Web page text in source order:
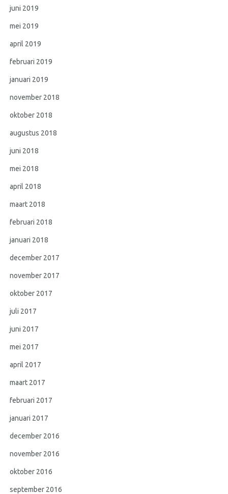
juni 2019
mei 2019
april 2019
februari 2019
januari 2019
november 2018
oktober 2018
augustus 2018
juni 2018
mei 2018
april 2018
maart 2018
februari 2018
januari 2018
december 2017
november 2017
oktober 2017
juli 2017
juni 2017
mei 2017
april 2017
maart 2017
februari 2017
januari 2017
december 2016
november 2016
oktober 2016
september 2016